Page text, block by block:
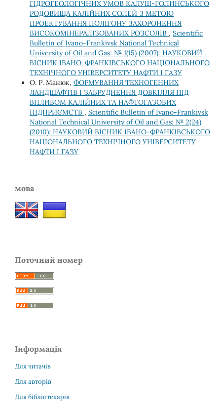
ГІДРОГЕОЛОГІЧНИХ УМОВ КАЛУШ-ГОЛИНСЬКОГО
РОДОВИЩА КАЛІЙНИХ СОЛЕЙ З МЕТОЮ
ПРОЕКТУВАННЯ ПОЛІГОНУ ЗАХОРОНЕННЯ
ВИСОКОМІНЕРАЛІЗОВАНИХ РОЗСОЛІВ , Scientific
Bulletin of Ivano-Frankivsk National Technical
University of Oil and Gas: № 1(15) (2007): НАУКОВИЙ
ВІСНИК ІВАНО-ФРАНКІВСЬКОГО НАЦІОНАЛЬНОГО
ТЕХНІЧНОГО УНІВЕРСИТЕТУ НАФТИ І ГАЗУ
О. Р. Манюк, ФОРМУВАННЯ ТЕХНОГЕННИХ
ЛАНДШАФТІВ І ЗАБРУДНЕННЯ ДОВКІЛЛЯ ПІД
ВПЛИВОМ КАЛІЙНИХ ТА НАФТОГАЗОВИХ
ПІДПРИЄМСТВ , Scientific Bulletin of Ivano-Frankivsk
National Technical University of Oil and Gas: № 2(24)
(2010): НАУКОВИЙ ВІСНИК ІВАНО-ФРАНКІВСЬКОГО
НАЦІОНАЛЬНОГО ТЕХНІЧНОГО УНІВЕРСИТЕТУ
НАФТИ І ГАЗУ
мова
Поточний номер
Інформація
Для читачів
Для авторів
Для бібліотекарів